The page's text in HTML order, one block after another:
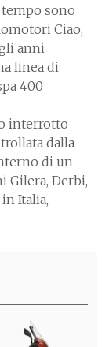
sono
Ciao,
anni
linea di
400
interrotto
dalla
di un
Gilera, Derbi,
Italia,